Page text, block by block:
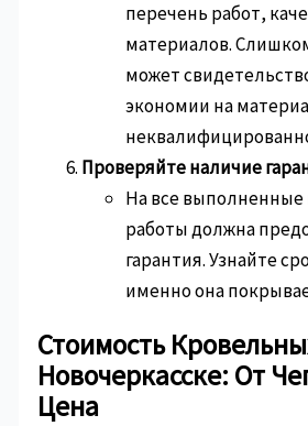
перечень работ,
материалов.
может
экономии на
Проверяйте наличие
На все
работы должна
гарантия. Узнайте
именно она
Стоимость
Новочеркасске: От
Цена